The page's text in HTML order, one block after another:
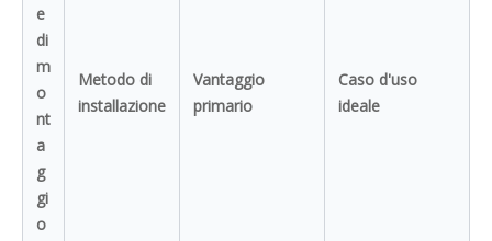
e
di
m
o
nt
a
g
gi
o
Metodo di
installazione
Vantaggio
primario
Caso d'uso
ideale